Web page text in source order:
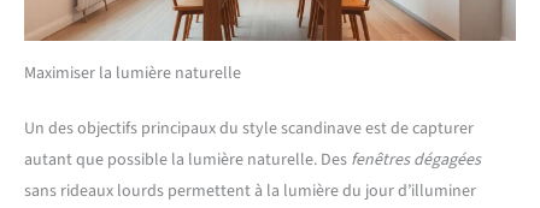
Maximiser la lumière naturelle
Un des objectifs principaux du style scandinave est de capturer
autant que possible la lumière naturelle. Des fenêtres dégagées
sans rideaux lourds permettent à la lumière du jour d’illuminer